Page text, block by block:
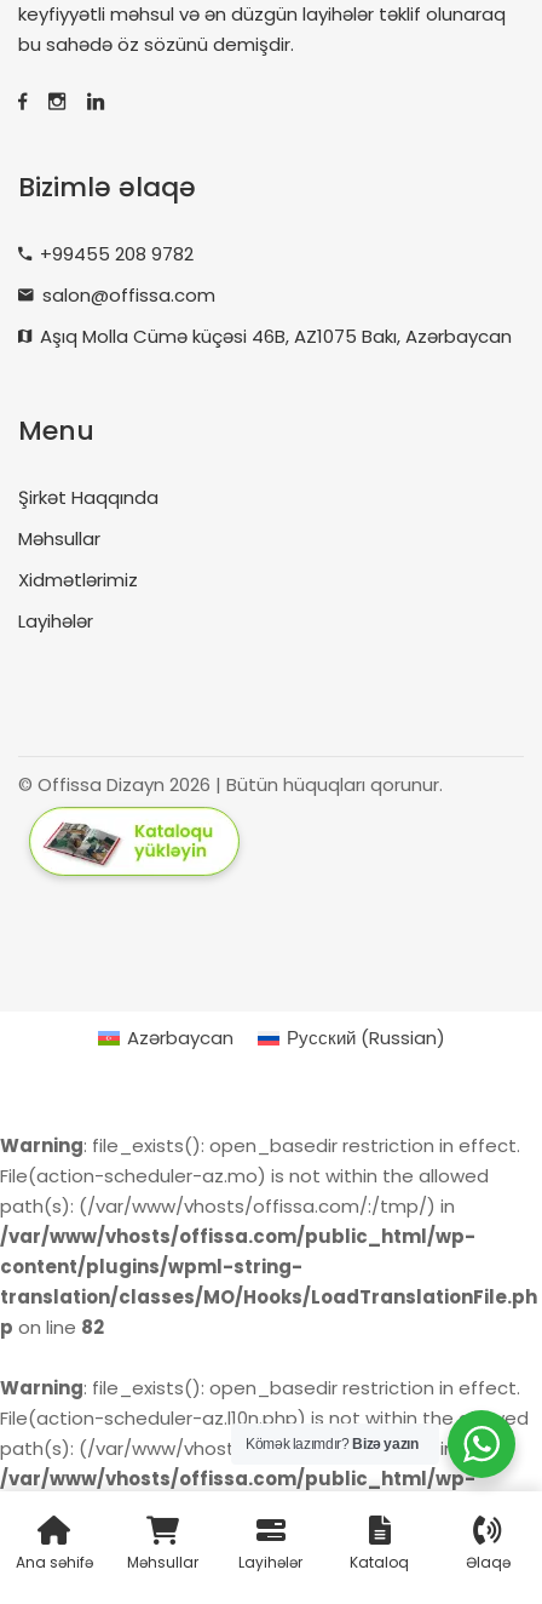
keyfiyyətli məhsul və ən düzgün layihələr təklif olunaraq
bu sahədə öz sözünü demişdir.
Bizimlə əlaqə
+99455 208 9782
salon@offissa.com
Aşıq Molla Cümə küçəsi 46B, AZ1075 Bakı, Azərbaycan
Menu
Şirkət Haqqında
Məhsullar
Xidmətlərimiz
Layihələr
© Offissa Dizayn 2026 | Bütün hüquqları qorunur.
Ana səhifə Məhsullar Layihələr Kataloq Əlaqə
Kömək lazımdır? Bizə yazın
Azərbaycan Русский(Russian)
Warning: file_exists(): open_basedir restriction in effect.
File(action-scheduler-az.mo) is not within the allowed
path(s): (/var/www/vhosts/offissa.com/:/tmp/) in
/var/www/vhosts/offissa.com/public_html/wp-
content/plugins/wpml-string-
translation/classes/MO/Hooks/LoadTranslationFile.ph
p on line 82
Warning: file_exists(): open_basedir restriction in effect.
File(action-scheduler-az.l10n.php) is not within the allowed
path(s): (/var/www/vhosts/offissa.com/:/tmp/) in
/var/www/vhosts/offissa.com/public_html/wp-
content/plugins/wpml-string-
translation/classes/MO/Hooks/LoadTranslationFile.ph
on line85